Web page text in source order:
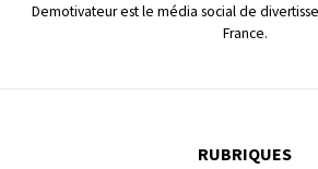
Demotivateur est le média social de
France.
RUBRIQUES